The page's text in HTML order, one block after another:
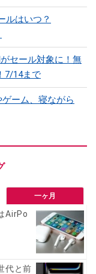
ルはいつ？
セール対象に！無
7/14まで
ーム、寝ながら
一ヶ月
AirPo
代と前